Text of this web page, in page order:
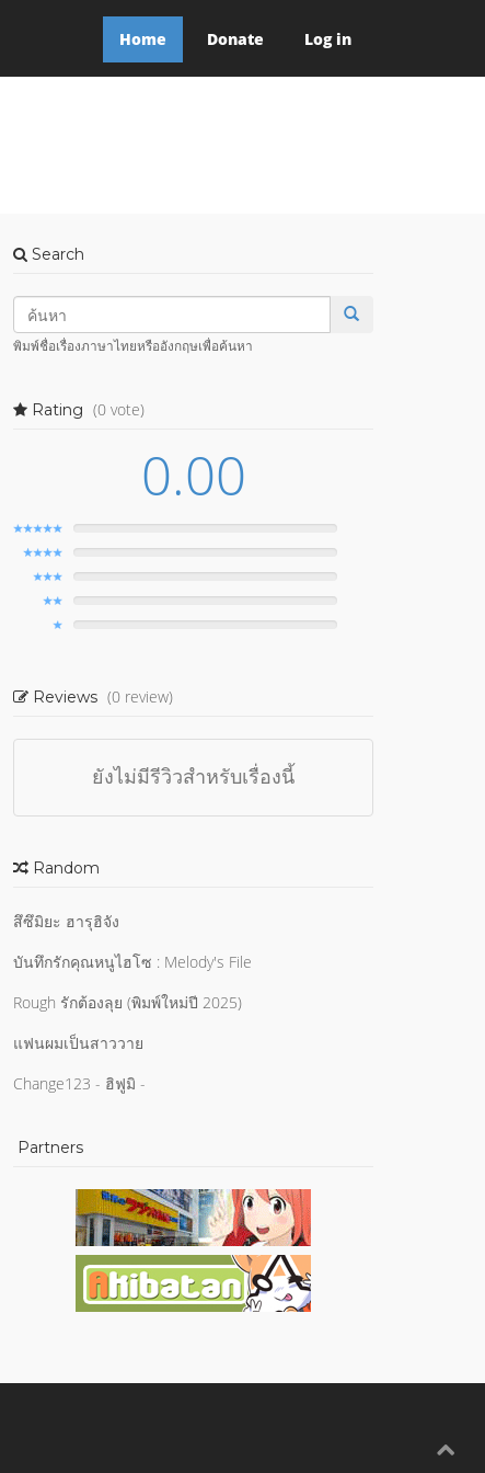
Home Donate Log in
Search
พิมพ์ชื่อเรื่องภาษาไทยหรืออังกฤษเพื่อค้นหา
Rating (0 vote)
0.00
Reviews (0 review)
ยังไม่มีรีวิวสำหรับเรื่องนี้
Random
สึซึมิยะ ฮารุฮิจัง
บันทึกรักคุณหนูไฮโซ : Melody's File
Rough รักต้องลุย (พิมพ์ใหม่ปี 2025)
แฟนผมเป็นสาววาย
Change123 - ฮิฟูมิ -
Partners